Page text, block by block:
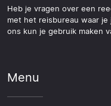
Heb je vragen over een
met het reisbureau waar
ons kun je gebruik maken
Menu